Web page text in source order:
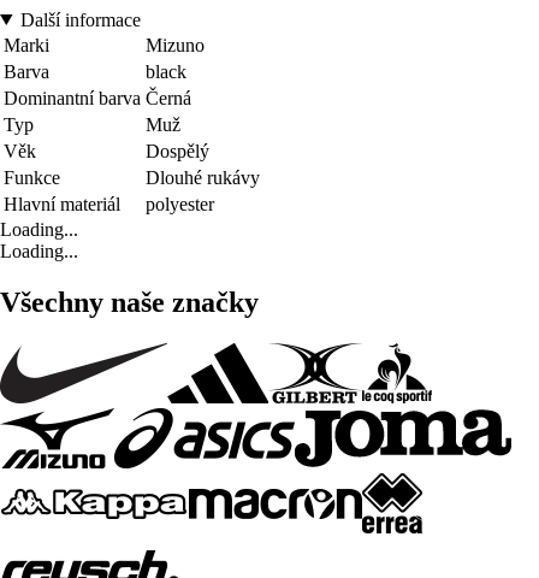
Další informace
Marki
Mizuno
Barva
black
Dominantní barva Černá
Typ
Muž
Věk
Dospělý
Funkce
Dlouhé rukávy
Hlavní materiál
polyester
Loading...
Loading...
Všechny naše značky